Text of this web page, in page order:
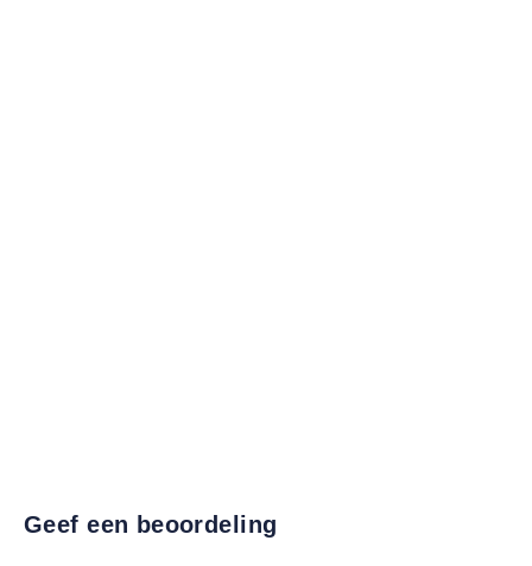
Geef een beoordeling